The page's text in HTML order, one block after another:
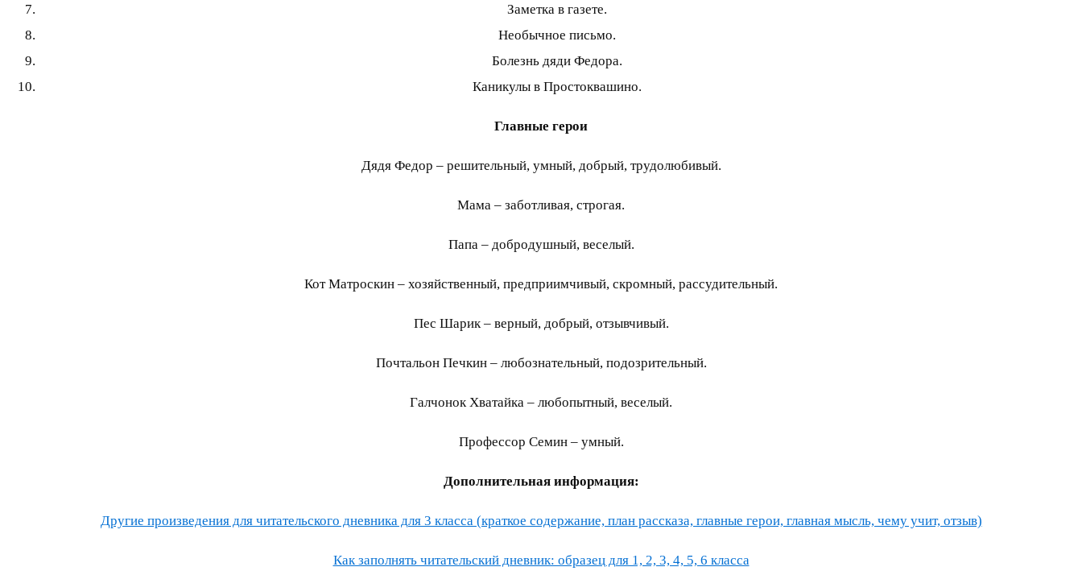
Заметка в газете.
Необычное письмо.
Болезнь дяди Федора.
Каникулы в Простоквашино.
Главные герои
Дядя Федор – решительный, умный, добрый, трудолюбивый.
Мама – заботливая, строгая.
Папа – добродушный, веселый.
Кот Матроскин – хозяйственный, предприимчивый, скромный, рассудительный.
Пес Шарик – верный, добрый, отзывчивый.
Почтальон Печкин – любознательный, подозрительный.
Галчонок Хватайка – любопытный, веселый.
Профессор Семин – умный.
Дополнительная информация:
Другие произведения для читательского дневника для 3 класса (краткое содержание, план рассказа, главные герои, главная мысль, чему учит, отзыв)
Как заполнять читательский дневник: образец для 1, 2, 3, 4, 5, 6 класса